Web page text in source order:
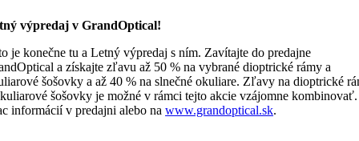
výpredaj v GrandOptical!
je konečne tu a Letný výpredaj s ním. Zavítajte do predajne
a získajte zľavu až 50 % na vybrané dioptrické rámy a
šošovky a až 40 % na slnečné okuliare. Zľavy na dioptrické
šošovky je možné v rámci tejto akcie vzájomne kombinovať.
informácií v predajni alebo nawww.grandoptical.sk.